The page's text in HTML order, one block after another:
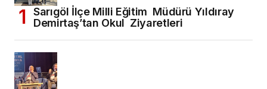
Sarıgöl İlçe Milli Eğitim Müdürü Yıldıray
Demirtaş’tan Okul Ziyaretleri